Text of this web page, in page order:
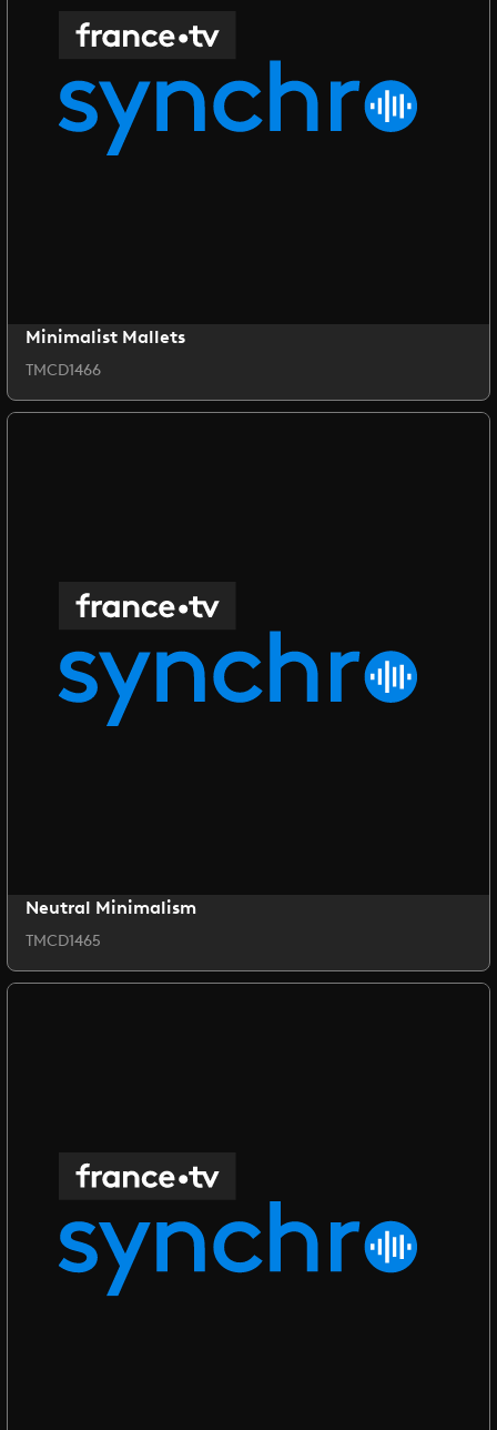
Minimalist Mallets
TMCD1466
Neutral Minimalism
TMCD1465